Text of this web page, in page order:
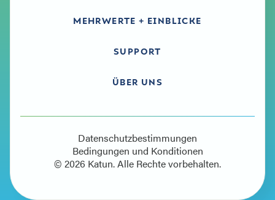
MEHRWERTE + EINBLICKE
SUPPORT
ÜBER UNS
© 2026 Katun. Alle Rechte vorbehalten.
Datenschutzbestimmungen
Bedingungen und Konditionen